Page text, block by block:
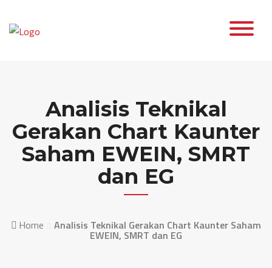
content
Analisis Teknikal
Gerakan Chart Kaunter
Saham EWEIN, SMRT
dan EG
Home Analisis Teknikal Gerakan Chart Kaunter Saham
EWEIN, SMRT dan EG